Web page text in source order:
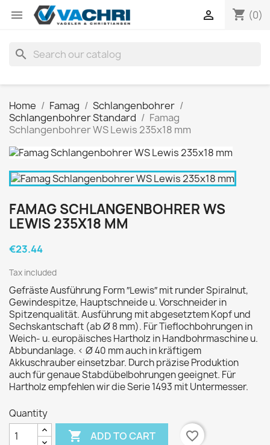
 shopping_cart (0)

search
Home Famag
Schlangenbohrer
Schlangenbohrer Standard
Famag
Schlangenbohrer WS Lewis 235x18 mm
FAMAG SCHLANGENBOHRER WS
LEWIS 235X18 MM
€23.44
Tax included
Gefräste Ausführung Form ″Lewis″ mit runder Spiralnut,
Gewindespitze, Hauptschneide u. Vorschneider in
Spitzenqualität. Ausführung mit abgesetztem Kopf und
Sechskantschaft (ab Ø 8 mm). Für Tieflochbohrungen in
Weich- u. europäisches Hartholz in Handbohrmaschine u.
Abbundanlage. < Ø 40 mm auch in kräftigem
Akkuschrauber einsetzbar. Durch präzise Produktion
auch für genaue Stabdübelbohrungen geeignet. Für
Hartholz empfehlen wir die Serie 1493 mit Untermesser.
Quantity
 ADD TO CART
favorite_border